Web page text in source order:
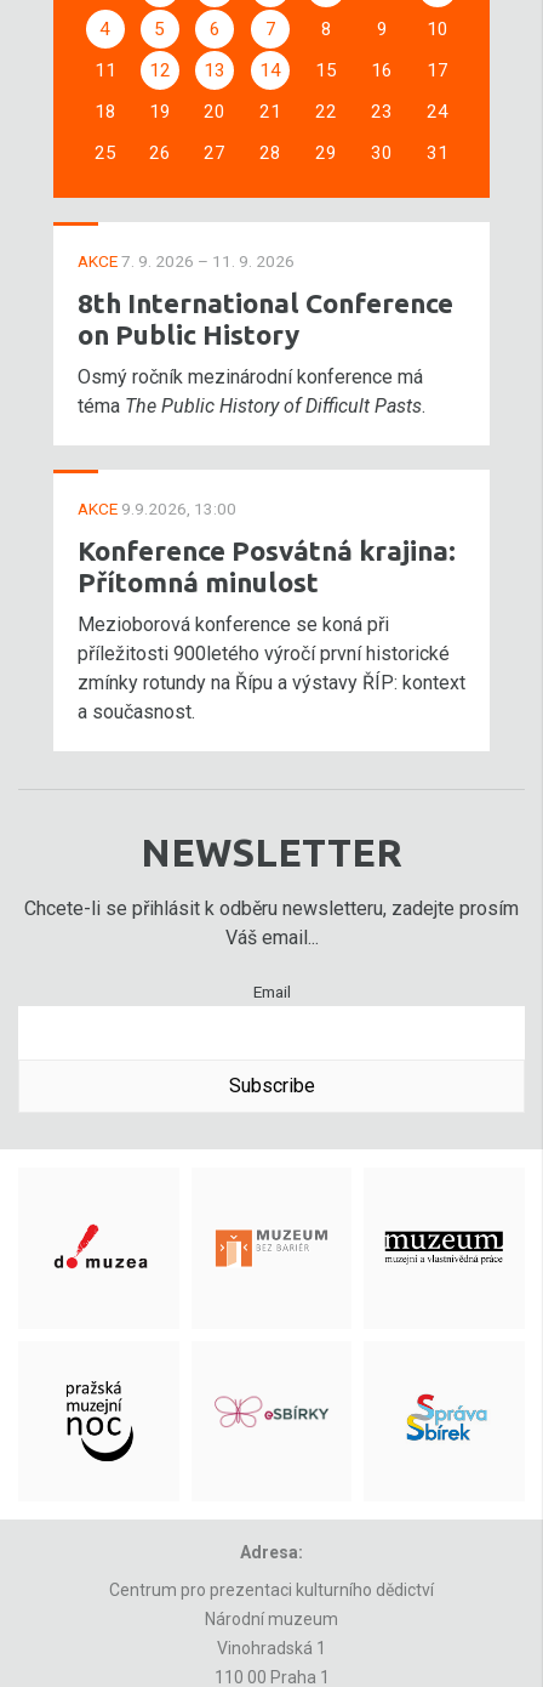
4
5 6 7 8 9
10
11
12 13 14 15 16
17
18
19 20 21 22 23
24
25
26 27 28 29 30 31
AKCE7. 9. 2026 – 11. 9. 2026
8th International Conference
on Public History
Osmý ročník mezinárodní konference má
téma The Public History of Difficult Pasts.
AKCE 9.9.2026, 13:00
Konference Posvátná krajina:
Přítomná minulost
Mezioborová konference se koná při
příležitosti 900letého výročí první historické
zmínky rotundy na Řípu a výstavy ŘÍP: kontext
a současnost.
NEWSLETTER
Chcete-li se přihlásit k odběru newsletteru, zadejte prosím
Váš email...
Email
Subscribe
Adresa:
Centrum pro prezentaci kulturního dědictví
Národní muzeum
Vinohradská 1
110 00 Praha 1